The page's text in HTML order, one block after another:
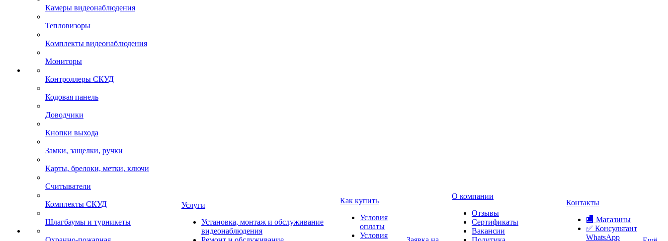
Камеры видеонаблюдения
Тепловизоры
Комплекты видеонаблюдения
Мониторы
Контроллеры СКУД
Кодовая панель
Доводчики
Кнопки выхода
Замки, защелки, ручки
Карты, брелоки, метки, ключи
Считыватели
Комплекты СКУД
Шлагбаумы и турникеты
Услуги
Установка, монтаж и обслуживание
видеонаблюдения
Как купить
Условия
оплаты
Условия
О компании
Отзывы
Сертификаты
Вакансии
Контакты
🏬 Магазины
✅️ Консультант
WhatsApp